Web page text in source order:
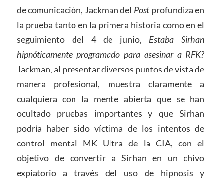
de comunicación, Jackman del Postprofundiza en
la prueba tanto en la primera historia como en el
seguimiento del 4 de junio, Estaba Sirhan
hipnóticamente programado para asesinar a RFK?
Jackman, al presentar diversos puntos de vista de
manera profesional, muestra claramente a
cualquiera con la mente abierta que se han
ocultado pruebas importantes y que Sirhan
podría haber sido víctima de los intentos de
control mental MK Ultra de la CIA, con el
objetivo de convertir a Sirhan en un chivo
expiatorio a través del uso de hipnosis y